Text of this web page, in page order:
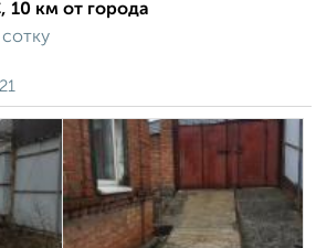
10 км от города
сотку